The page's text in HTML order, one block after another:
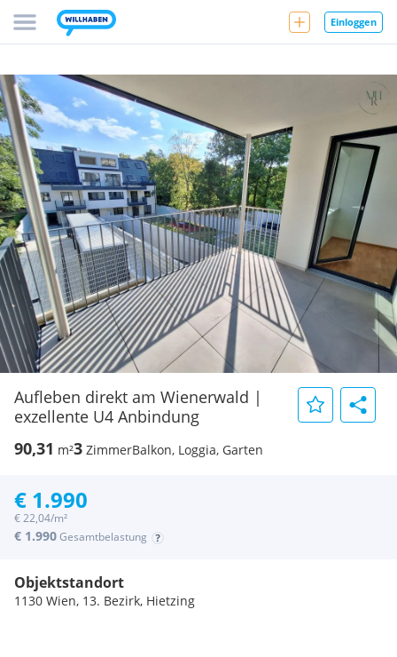
Einloggen
Aufleben direkt am Wienerwald |
exzellente U4 Anbindung
90,31 m²3 ZimmerBalkon, Loggia, Garten
€ 1.990
€ 22,04/m²
€ 1.990Gesamtbelastung
Objektstandort
1130 Wien, 13. Bezirk, Hietzing